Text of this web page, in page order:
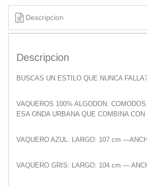
Descripcion
Descripcion
BUSCAS UN ESTILO QUE NUNCA
VAQUEROS 100% ALGODON.
ESA ONDA URBANA QUE COMBINA CON
VAQUERO AZUL: LARGO: 107 cm
VAQUERO GRIS: LARGO: 104 cm —